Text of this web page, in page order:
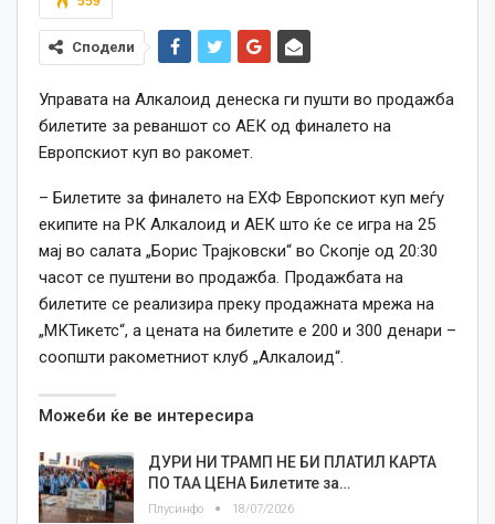
Сподели
Управата на Алкалоид денеска ги пушти во продажба
билетите за реваншот со АЕК од финалето на
Европскиот куп во ракомет.
– Билетите за финалето на ЕХФ Европскиот куп меѓу
екипите на РК Алкалоид и АЕК што ќе се игра на 25
мај во салата „Борис Трајковски“ во Скопје од 20:30
часот се пуштени во продажба. Продажбата на
билетите се реализира преку продажната мрежа на
„МКТикетс“, а цената на билетите е 200 и 300 денари –
соопшти ракометниот клуб „Алкалоид“.
Можеби ќе ве интересира
ДУРИ НИ ТРАМП НЕ БИ ПЛАТИЛ КАРТА
ПО ТАА ЦЕНА Билетите за…
Плусинфо 18/07/2026